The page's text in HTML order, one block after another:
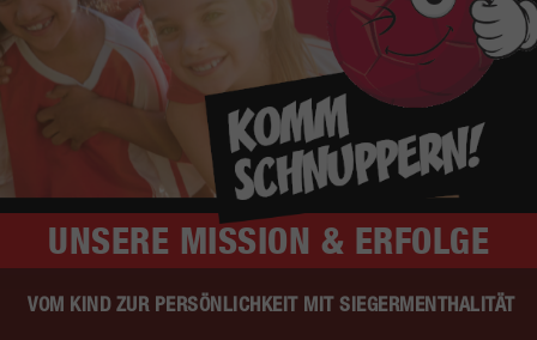
UNSERE MISSION & ERFOLGE
VOM KIND ZUR PERSÖNLICHKEIT MIT SIEGERMENTHALITÄT